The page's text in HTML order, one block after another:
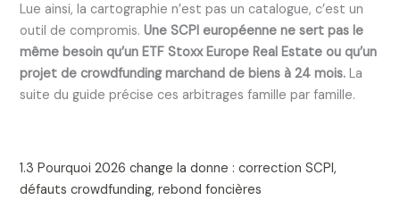
Lue ainsi, la cartographie n’est pas un catalogue, c’est un
outil de compromis.Une SCPI européenne ne sert pas le
même besoin qu’un ETF Stoxx Europe Real Estate ou qu’un
projet de crowdfunding marchand de biens à 24 mois. La
suite du guide précise ces arbitrages famille par famille.
1.3 Pourquoi 2026 change la donne : correction SCPI,
défauts crowdfunding, rebond foncières